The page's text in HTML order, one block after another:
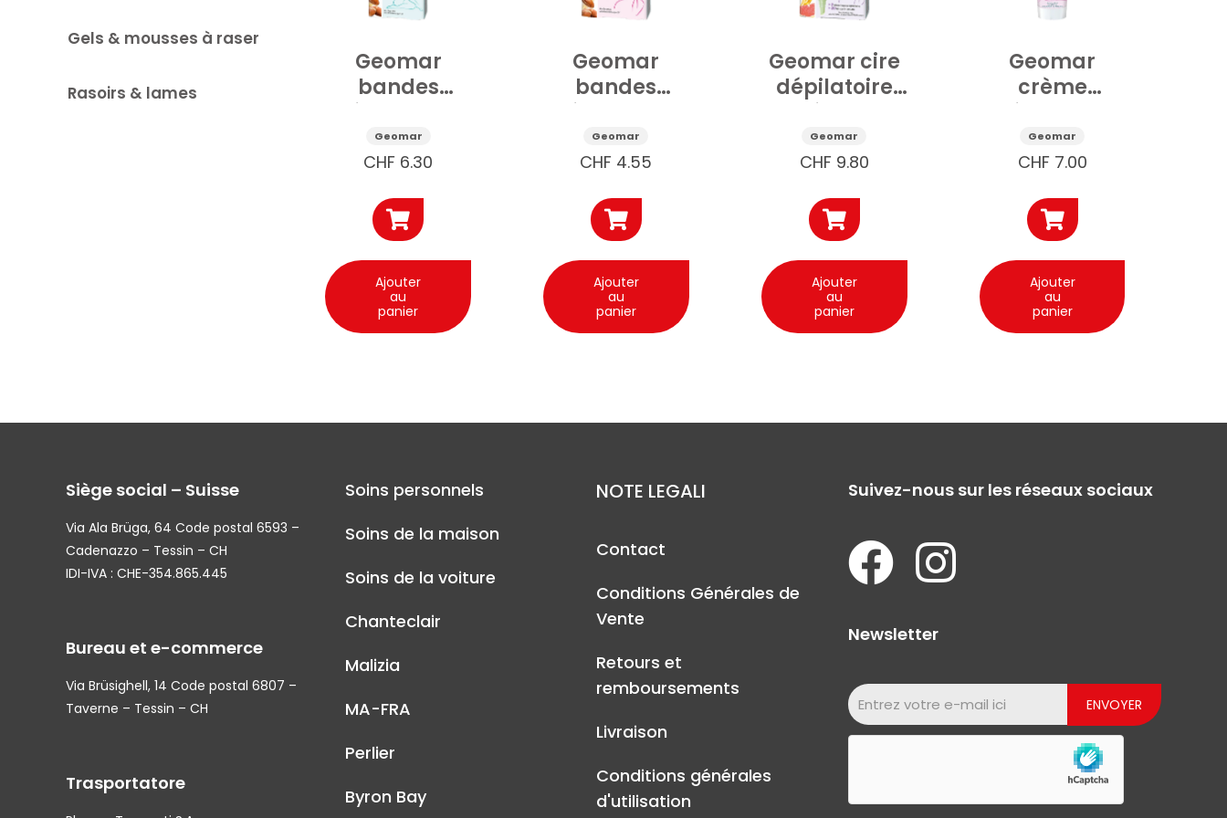
Gels & mousses à raser
Rasoirs & lames
Geomar
bandes
Corps 20pcs
Geomar
CHF 6.30
Ajouter
au
panier
Geomar
bandes
Visage 20pcs
Geomar
CHF 4.55
Ajouter
au
panier
Geomar cire
dépilatoire
Visage 3.6ml
Geomar
CHF9.80
Ajouter
au
panier
Geomar
crème
Corps et
Bikini 150ml
Geomar
CHF7.00
Ajouter
au
panier
Siège social – Suisse
Via Ala Brüga, 64 Code postal 6593 –
Cadenazzo – Tessin – CH
IDI-IVA : CHE-354.865.445
Bureau et e-commerce
Via Brüsighell, 14 Code postal 6807 –
Taverne – Tessin – CH
Trasportatore
Soins personnels
Soins de la maison
Soins de la voiture
Chanteclair
Malizia
MA-FRA
Perlier
Byron Bay
NOTE LEGALI
Contact
Conditions Générales de
Vente
Retours et
remboursements
Livraison
Conditions générales
d'utilisation
Suivez-nous sur les réseaux sociaux
Newsletter